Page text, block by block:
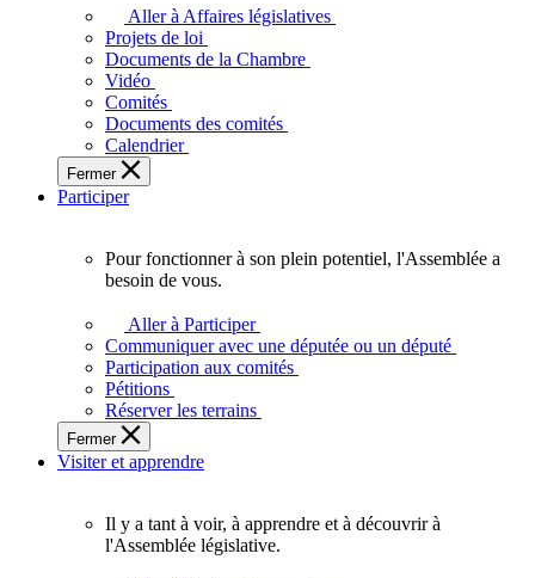
adopte
touchent
des
Ontariennes
et
Aller à Affaires législatives
Projets de loi
Documents de la Chambre
Vidéo
Comités
Documents des comités
Calendrier
Fermer
Participer
plein
potentiel,
l'Assemblée
a
besoin
de
Pour fonctionner à son plein potentiel, l'Assemblée a
besoin de vous.
Aller à Participer
Communiquer avec une députée ou un député
Participation aux comités
Pétitions
Réserver les terrains
Fermer
Visiter et apprendre
Il y a tant à voir, à apprendre et à découvrir à
l'Assemblée législative.